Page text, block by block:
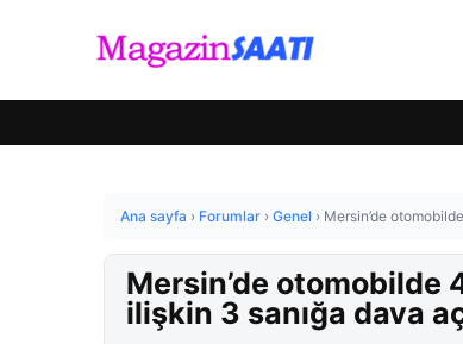
Ana sayfa › Forumlar › Genel › Mersin’de
Mersin’de
ilişkin 3 sanığa dava